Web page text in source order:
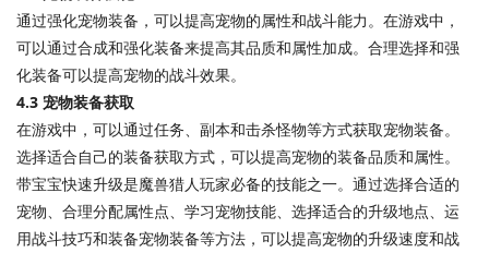
通过强化宠物装备，可以提高宠物的属性和战斗能力。在游戏中，
可以通过合成和强化装备来提高其品质和属性加成。合理选择和强
化装备可以提高宠物的战斗效果。
4.3 宠物装备获取
在游戏中，可以通过任务、副本和击杀怪物等方式获取宠物装备。
选择适合自己的装备获取方式，可以提高宠物的装备品质和属性。
带宝宝快速升级是魔兽猎人玩家必备的技能之一。通过选择合适的
宠物、合理分配属性点、学习宠物技能、选择适合的升级地点、运
用战斗技巧和装备宠物装备等方法，可以提高宠物的升级速度和战